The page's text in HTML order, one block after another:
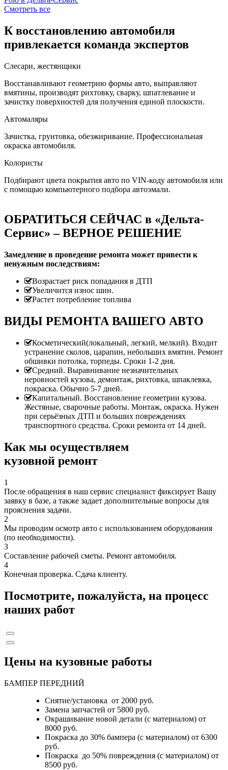
Смотреть все
К восстановлению автомобиля
привлекается команда экспертов
Слесари, жестянщики
Восстанавливают геометрию формы авто, выправляют
вмятины, производят рихтовку, сварку, шпатлевание и
зачистку поверхностей для получения единой плоскости.
Автомаляры
Зачистка, грунтовка, обезжиривание. Профессиональная
окраска автомобиля.
Колористы
Подбирают цвета покрытия авто по VIN-коду автомобиля или
с помощью компьютерного подбора автоэмали.
ОБРАТИТЬСЯ СЕЙЧАС в «Дельта-
Сервис» – ВЕРНОЕ РЕШЕНИЕ
Замедление в проведение ремонта может привести к
ненужным последствиям:
Возрастает риск попадания в ДТП
Увеличится износ шин.
Растет потребление топлива
ВИДЫ РЕМОНТА ВАШЕГО АВТО
Косметический(локальный, легкий, мелкий). Входит
устранение сколов, царапин, небольших вмятин. Ремонт
обшивки потолка, торпеды. Сроки 1-2 дня.
Средний. Выравнивание незначительных
неровностей кузова, демонтаж, рихтовка, шпаклевка,
покраска. Обычно 5-7 дней.
Капитальный. Восстановление геометрии кузова.
Жестяные, сварочные работы. Монтаж, окраска. Нужен
при серьёзных ДТП и больших повреждениях
транспортного средства. Сроки ремонта от 14 дней.
Как мы осуществляем
кузовной ремонт
1
После обращения в наш сервис специалист фиксирует Вашу
заявку в базе, а также задает дополнительные вопросы для
прояснения задачи.
2
Мы проводим осмотр авто с использованием оборудования
(по необходимости).
3
Составление рабочей сметы. Ремонт автомобиля.
4
Конечная проверка. Сдача клиенту.
Посмотрите, пожалуйста, на процесс
наших работ
Цены на кузовные работы
БАМПЕР ПЕРЕДНИЙ
Снятие/установка от 2000 руб.
Замена запчастей от 5800 руб.
Окрашивание новой детали (с материалом) от
8000 руб.
Покраска до 30% бампера (с материалом) от 6300
руб.
Покраска до 50% повреждения (с материалом) от
8500 руб.